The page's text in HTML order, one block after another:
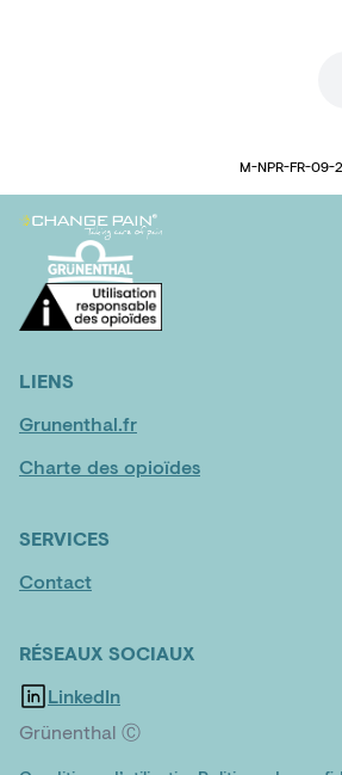
M-NPR-FR-09-
LIENS
Grunenthal.fr
Charte des opioïdes
SERVICES
Contact
RÉSEAUX SOCIAUX
LinkedIn
Grünenthal Ⓒ